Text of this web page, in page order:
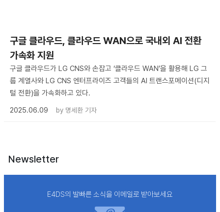
구글 클라우드, 클라우드 WAN으로 국내외 AI 전환
가속화 지원
구글 클라우드가 LG CNS와 손잡고 ‘클라우드 WAN’을 활용해 LG 그
룹 계열사와 LG CNS 엔터프라이즈 고객들의 AI 트랜스포메이션(디지
털 전환)을 가속화하고 있다.
2025.06.09
by 명세환 기자
Newsletter
E4DS의 발빠른 소식을 이메일로 받아보세요